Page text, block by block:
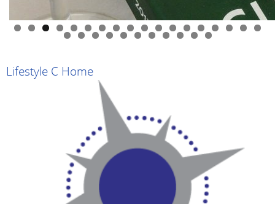
0 1 2 3 4 5 6 7 8
9 0 1 2 3 4 5 6 7 8 9
Lifestyle C Home